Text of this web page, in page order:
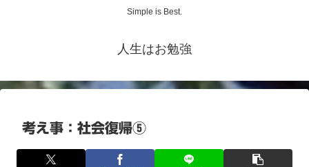
Simple is Best.
人生はお勉強
考え事：社会復帰⑤